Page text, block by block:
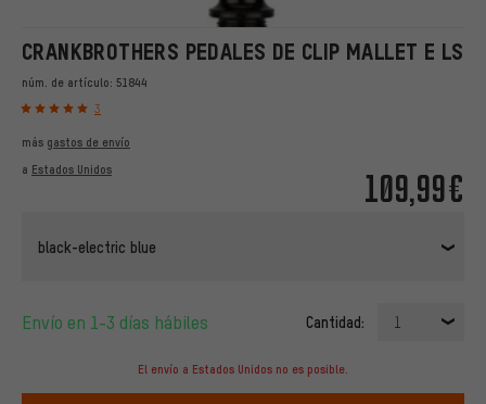
CRANKBROTHERS PEDALES DE CLIP MALLET E LS
núm. de artículo: 51844
3
109,99€
más gastos de envío
a Estados Unidos
black-electric blue
Envío en 1-3 días hábiles Cantidad: 1
El envío a Estados Unidos no es posible.